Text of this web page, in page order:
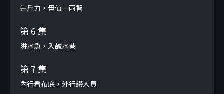
先斤力，毋值一兩智
第 6 集
汫水魚，入鹹水巷
第 7 集
內行看布底，外行綴人買